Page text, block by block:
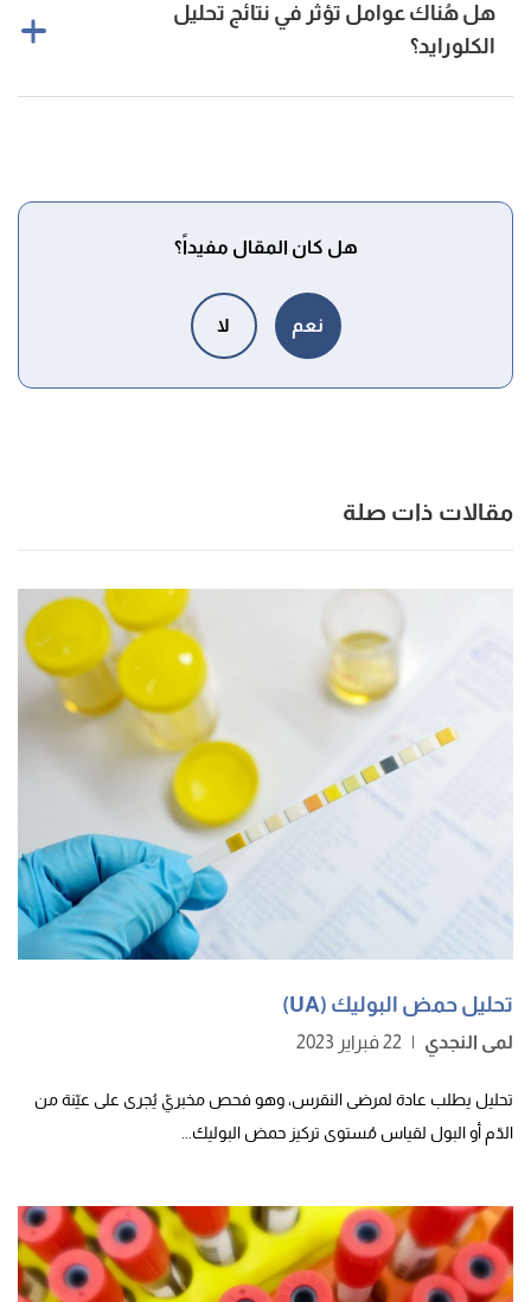
فحص تركيز الأيونات الأخرى مثل الصوديوم والبوتاسيوم في
فحص وظائف الكلى
فحص تركيز الأيونات الأخرى مثل الصوديوم والبوتاسيوم في
هل هُناك عوامل تؤثر في نتائج تحليل
الكلورايد؟
[٣]
التقيؤ أو الإسهال يؤديان إلى فقدان كميات كبيرة من السوائل
مما يقلّل تركيز الكلورايد في الجسم.
الجسم أو الانتفاخ، مما يؤثر على تركيز الكلورايد.
تناول مدرات البول قد يغير مستويات الكلورايد.
هل كان المقال مفيداً؟
نعم لا
مقالات ذات صلة
تحليل حمض البوليك (UA)
لمى النجدي | 22 فبراير 2023
تحليل يطلب عادة لمرضى النقرس، وهو فحص مخبريّ يُجرى على عيّنة من
الدّم أو البول لقياس مُستوى تركيز حمض البوليك...